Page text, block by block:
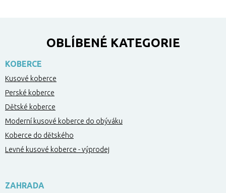
OBLÍBENÉ KATEGORIE
KOBERCE
Kusové koberce
Perské koberce
Dětské koberce
Moderní kusové koberce do obýváku
Koberce do dětského
Levné kusové koberce - výprodej
ZAHRADA